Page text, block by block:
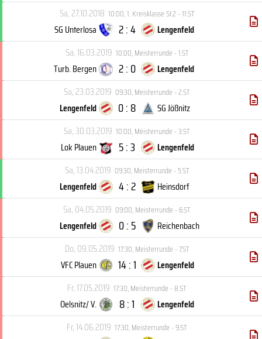
Sa, 27.10.2018 10:00,1. Kreisklasse St.2 - 11.ST
SG Unterlosa 2 : 4
Lengenfeld
Sa, 16.03.2019 10:00,Meisterrunde - 1.ST
Turb. Bergen 2 : 0
Lengenfeld
Sa, 23.03.2019 09:30,Meisterrunde - 2.ST
Lengenfeld 0 : 8
SG Jößnitz
Sa, 30.03.2019 10:00,Meisterrunde - 3.ST
Lok Plauen 5 : 3
Lengenfeld
Sa, 13.04.2019 09:30,Meisterrunde - 5.ST
Lengenfeld 4 : 2
Heinsdorf
Sa, 04.05.2019 09:00,Meisterrunde - 6.ST
Lengenfeld 0 : 5
Reichenbach
Do, 09.05.2019 17:30,Meisterrunde - 7.ST
VFC Plauen 14 : 1
Lengenfeld
Fr, 17.05.2019 17:30,Meisterrunde - 8.ST
Oelsnitz/ V. 8 : 1
Lengenfeld
Fr, 14.06.2019 17:30,Meisterrunde - 9.ST